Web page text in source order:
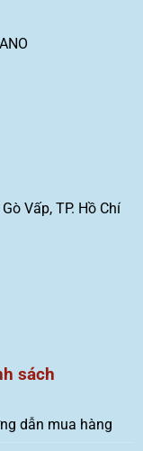
Vấp, TP. Hồ Chí
sách
dẫn mua hàng